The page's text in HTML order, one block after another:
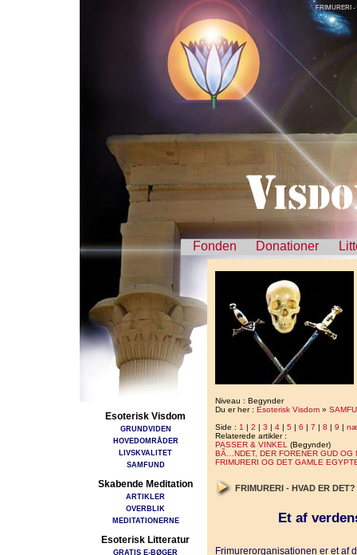
FRIMURERI -
Fonden Donationer
Esoterisk Visdom
GRUNDVIDEN
HOVEDOMRÅDER
LIVSKVALITET
SAMFUND
Skabende Meditation
ARTIKLER
OVERBLIK
MEDITATIONERNE
Esoterisk Litteratur
GRATIS E-BØGER
Niveau : Begynder
Du er her : Esoterisk Visdom »
Side : 1 | 2 | 3 | 4 | 5 | 6 | 7 | 8 | 9 |
Relaterede artikler :
PASSER & VINKEL
(Begynder)
BÃ…NDET, DER FORENER GUD OG
FRIMURERI OG DET GAMLE
FRIMURERI - HVAD ER DET?
Et af
Frimurerorganisationen er et af